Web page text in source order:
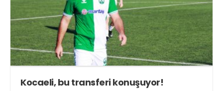
Kocaeli, bu transferi konuşuyor!